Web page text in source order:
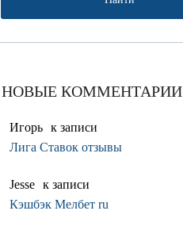
НОВЫЕ КОММЕНТАРИИ
Игорь к записи
Лига Ставок отзывы
Jesse к записи
Кэшбэк Мелбет ru